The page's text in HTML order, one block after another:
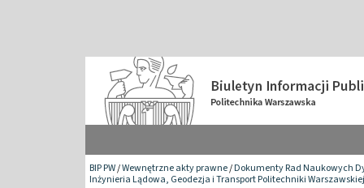
BIP PW/Wewnętrzne akty prawne/Dokumenty Rad Naukowych
Inżynieria Lądowa, Geodezja i Transport Politechniki Warszawskiej